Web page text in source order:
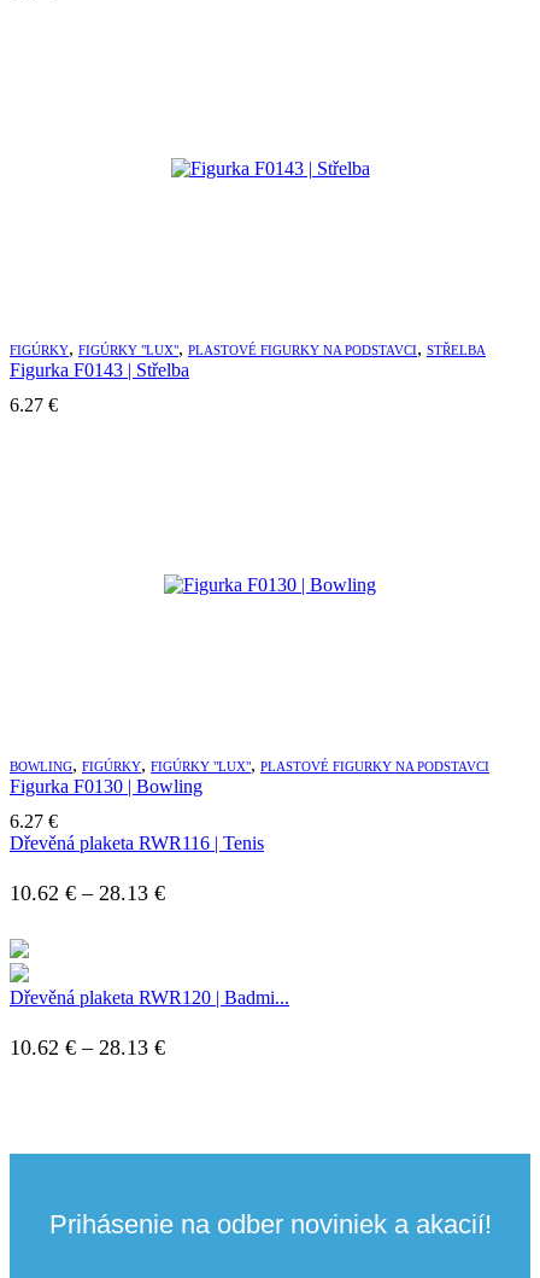
FIGÚRKY, FIGÚRKY "LUX", PLASTOVÉ FIGURKY NA PODSTAVCI, STŘELBA
Figurka F0143 | Střelba
6.27 €
BOWLING, FIGÚRKY, FIGÚRKY "LUX", PLASTOVÉ FIGURKY NA PODSTAVCI
Figurka F0130 | Bowling
6.27 €
Dřevěná plaketa RWR116 | Tenis
10.62 € – 28.13 €Price
through
Dřevěná plaketa RWR120 | Badmi...
10.62 € – 28.13 €Price
through
Prihásenie na odber noviniek a akacií!